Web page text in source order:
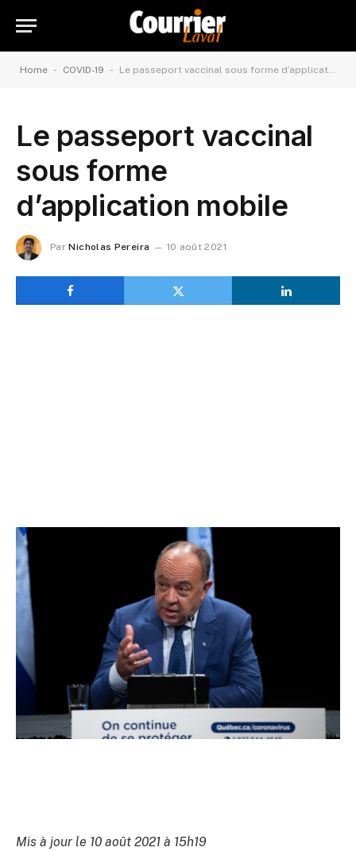
Home - COVID-19 - Le passeport vaccinal sous forme d’application mobile
Le passeport vaccinal
sous forme
d’application mobile
Par Nicholas Pereira 10 août 2021
Mis à jour le 10 août 2021 à 15h19